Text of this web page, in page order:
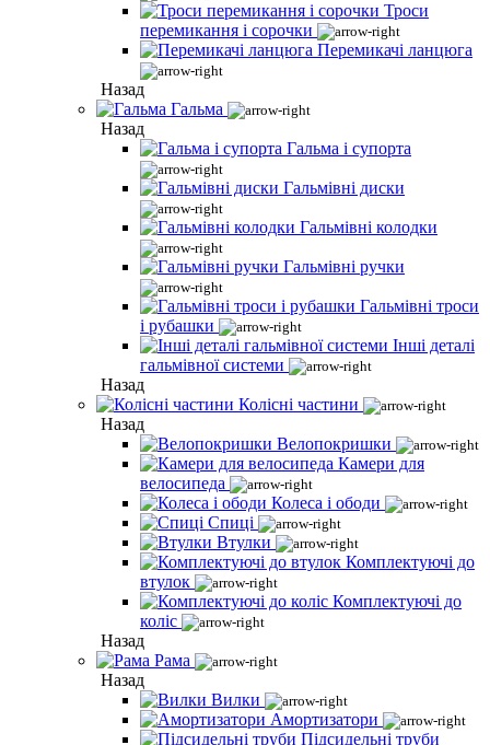
Троси
перемикання і сорочки
Перемикачі ланцюга
Назад
Гальма
Назад
Гальма і супорта
Гальмівні диски
Гальмівні колодки
Гальмівні ручки
Гальмівні троси
і рубашки
Інші деталі
гальмівної системи
Назад
Колісні частини
Назад
Велопокришки
Камери для
велосипеда
Колеса і ободи
Спиці
Втулки
Комплектуючі до
втулок
Комплектуючі до
коліс
Назад
Рама
Назад
Вилки
Амортизатори
Підсидельні труби